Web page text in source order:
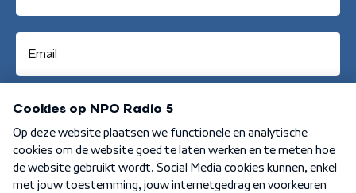
Aanmelden
Algemene voorwaarden Privacybeleid